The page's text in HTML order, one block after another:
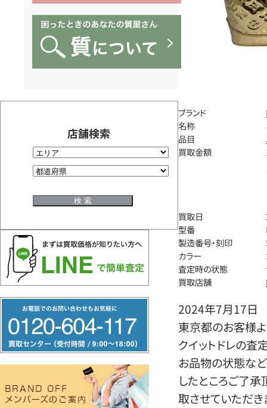
店舗検索
リ
ー
ヤ
ブランド
名称
品目
買取金額
買取日
型番
製造番号・刻印
カラー
査定時の状態
買取店舗
2024年7月17日
東京都のお客様
クイットドレの査
お品物の状態など
したところご了
取させていただき